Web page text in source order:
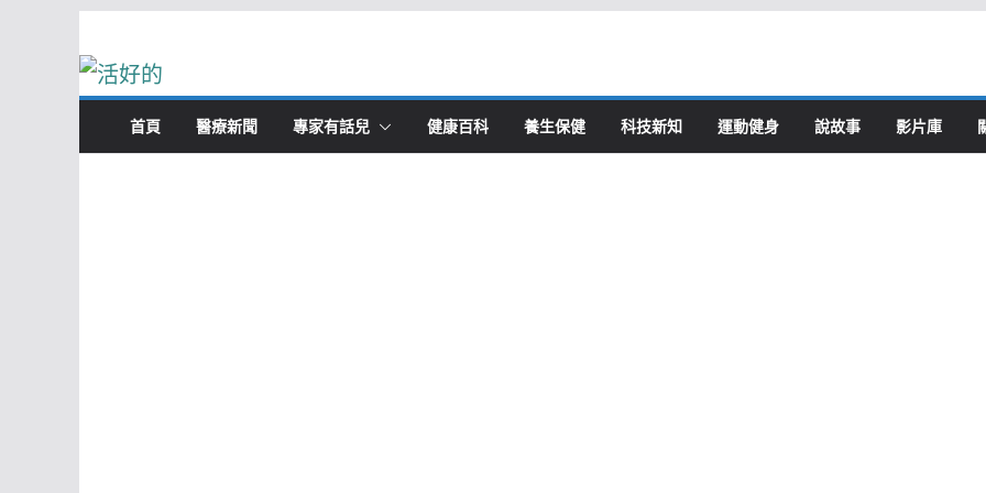
to
content
首頁 醫療新聞 專家有話兒 健康百科 養生保健 科技新知 運動健身 說故事 影片庫